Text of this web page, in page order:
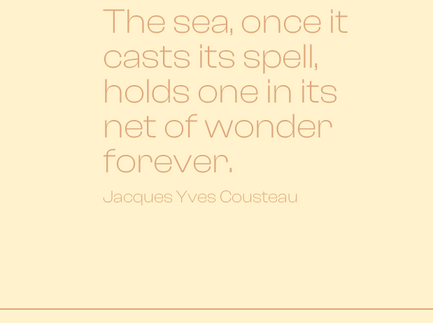
The sea, once it
casts its spell,
holds one in its
net of wonder
forever.
Jacques Yves Cousteau